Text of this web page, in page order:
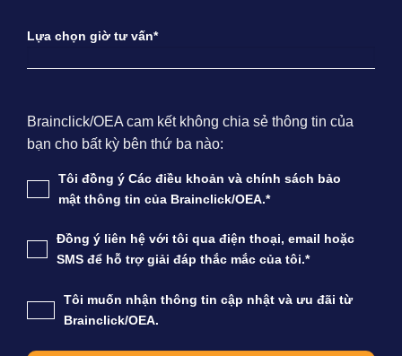
Lựa chọn giờ tư vấn*
Brainclick/OEA cam kết không chia sẻ thông tin của
bạn cho bất kỳ bên thứ ba nào:
Tôi đồng ý Các điều khoản và chính sách bảo
mật thông tin của Brainclick/OEA.*
Đồng ý liên hệ với tôi qua điện thoại, email hoặc
SMS để hỗ trợ giải đáp thắc mắc của tôi.*
Tôi muốn nhận thông tin cập nhật và ưu đãi từ
Brainclick/OEA.